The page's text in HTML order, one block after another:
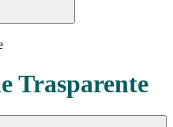
Trasparente